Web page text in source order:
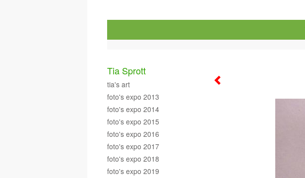
Tia Sprott
tia's art
foto's expo 2013
foto's expo 2014
foto's expo 2015
foto's expo 2016
foto's expo 2017
foto's expo 2018
foto's expo 2019